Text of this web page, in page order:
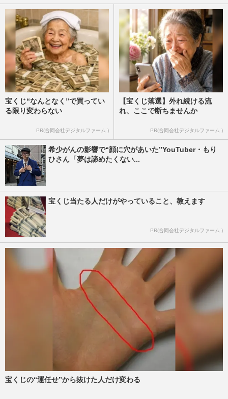
宝くじ“なんとなく”で買ってい
る限り変わらない
PR(合同会社デジタルファーム )
【宝くじ落選】外れ続ける流
れ、ここで断ちませんか
PR(合同会社デジタルファーム )
希少がんの影響で“顔に穴があいた”YouTuber・もり
ひさん「夢は諦めたくない...
宝くじ当たる人だけがやっていること、教えます
PR(合同会社デジタルファーム )
宝くじの“運任せ”から抜けた人だけ変わる